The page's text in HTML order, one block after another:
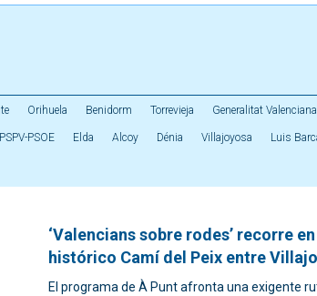
Orihuela Benidorm Torrevieja Generalitat Valenciana
PSPV-PSOE Elda Alcoy Dénia Villajoyosa Luis
‘Valencians sobre rodes’ recorre
histórico Camí del Peix entre
El programa de À Punt afronta una exigente